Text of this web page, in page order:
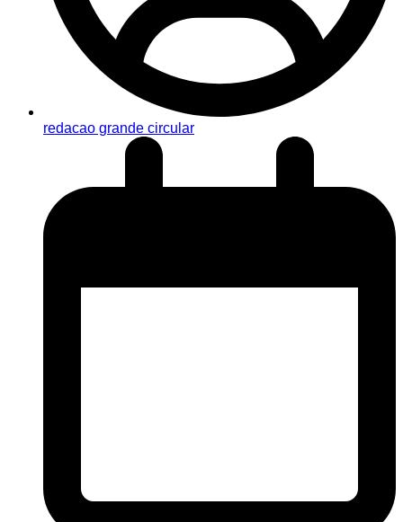
redacao grande circular